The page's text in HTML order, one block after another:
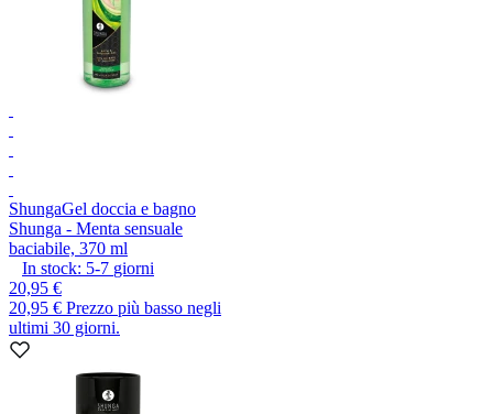
ShungaGel doccia e bagno
Shunga - Menta sensuale
baciabile, 370 ml
In stock: 5-7 giorni
20,95 €
20,95 € Prezzo più basso negli
ultimi 30 giorni.